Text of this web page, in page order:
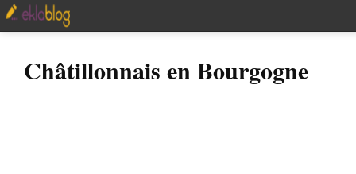
Châtillonnais en Bourgogne